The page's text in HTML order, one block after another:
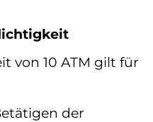
von 10 ATM gilt für
der